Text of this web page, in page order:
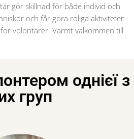
gör skillnad för både individ och
och får göra roliga aktiviteter
volontärer. Varmt välkommen till
однієї з
груп